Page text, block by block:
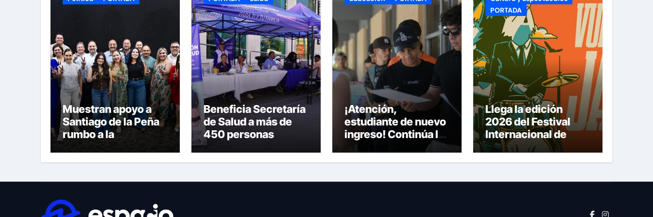
Muestran apoyo a
Santiago de la Peña
rumbo a la
a la Presidencia
Beneficia Secretaría
de Salud a más de
450 personas
durante la Feria de la
Salud en la Plaza de
¡Atención,
estudiante de nuevo
ingreso! Continúa la
documentos en la
PORTADA
Llega la edición
2026 del Festival
Internacional de
Jazz Armando
Nuñez